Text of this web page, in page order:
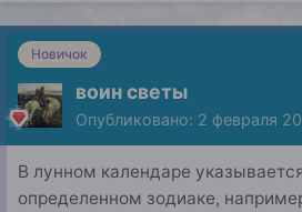
Новичок
воин светы
Опубликовано: 2 февраля
В лунном календаре
определенном зодиаке,